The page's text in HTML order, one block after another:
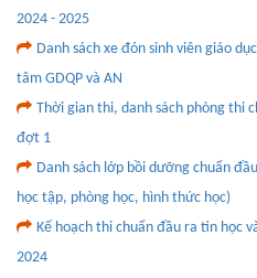
2024 - 2025
Danh sách xe đón sinh viên giáo
tâm GDQP và AN
Thời gian thi, danh sách phòng thi
đợt 1
Danh sách lớp bồi dưỡng chuẩn
học tập, phòng học, hình thức học)
Kế hoạch thi chuẩn đầu ra tin học
2024